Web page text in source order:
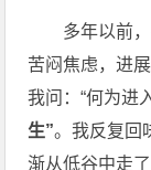
多年以前
苦闷焦虑，进
我问：“何为进
生”。我反复回
渐从低谷中走了